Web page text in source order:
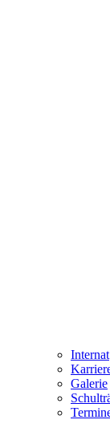
Internat
Galerie